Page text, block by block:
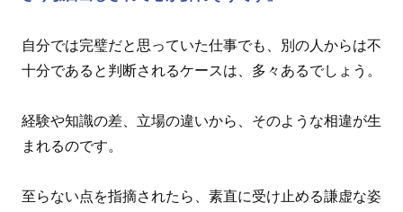
自分では完璧だと思っていた仕事でも、別の人からは不
十分であると判断されるケースは、多々あるでしょう。
経験や知識の差、立場の違いから、そのような相違が生
まれるのです。
至らない点を指摘されたら、素直に受け止める謙虚な姿